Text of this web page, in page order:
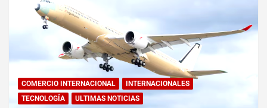
COMERCIO INTERNACIONAL
INTERNACIONALES
TECNOLOGÍA
ULTIMAS NOTICIAS